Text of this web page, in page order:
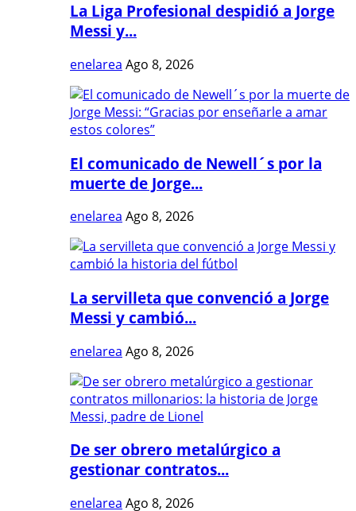
La Liga Profesional despidió a Jorge
Messi y...
enelarea Ago 8, 2026
El comunicado de Newell´s por la
muerte de Jorge...
enelarea Ago 8, 2026
La servilleta que convenció a Jorge
Messi y cambió...
enelarea Ago 8, 2026
De ser obrero metalúrgico a
gestionar contratos...
enelarea Ago 8, 2026